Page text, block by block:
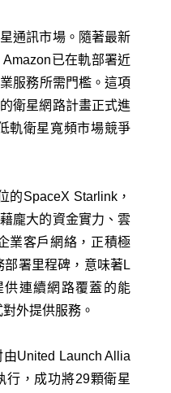
通訊市場。隨著最新
已在軌部署近
服務所需門檻。這項
衛星網路計畫正式進
軌衛星寬頻市場競爭
的SpaceX Starlink，
龐大的資金實力、雲
業客戶網絡，正積極
署里程碑，意味著L
連續網路覆蓋的能
外提供服務。
United Launch Allia
行，成功將29顆衛星